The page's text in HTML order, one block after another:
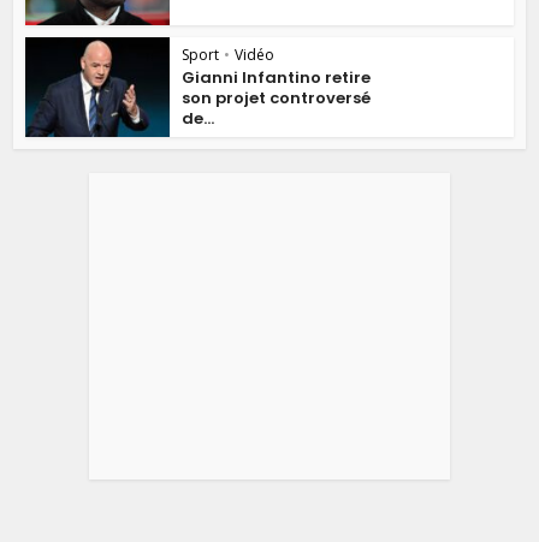
Sport • Vidéo
Gianni Infantino retire
son projet controversé
de...